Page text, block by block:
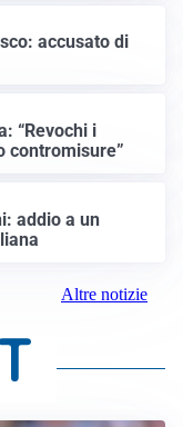
accusato di
“Revochi i
contromisure”
addio a un
Altre notizie